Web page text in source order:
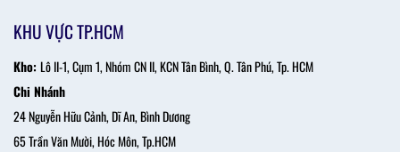
KHU VỰC TP.HCM
Kho: Lô II-1, Cụm 1, Nhóm CN II, KCN Tân Bình, Q. Tân Phú, Tp. HCM
Chi Nhánh
24 Nguyễn Hữu Cảnh, Dĩ An, Bình Dương
65 Trần Văn Mười, Hóc Môn, Tp.HCM